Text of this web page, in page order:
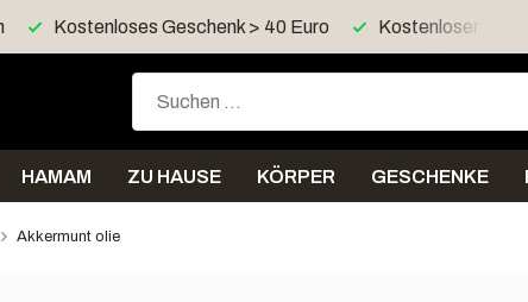
Kostenloses Geschenk > 40 Euro Kostenloser
HAMAM ZU HAUSE KÖRPER GESCHENKE
Akkermunt olie